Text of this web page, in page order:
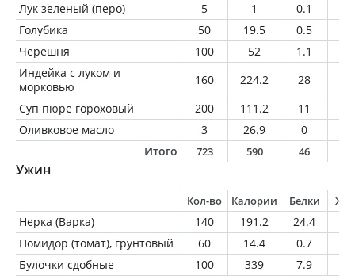
Лук зеленый (перо)
5 1 0.1
Голубика
50 19.5 0.5
Черешня
100 52 1.1
Индейка с луком и
морковью
160 224.2 28
Суп пюре гороховый
200 111.2 11
Оливковое масло
3 26.9 0
Итого
723 590 46
Ужин
Кол-во Калории Белки
Нерка (Варка) 140 191.2 24.4
Помидор (томат), грунтовый
60 14.4 0.7
Булочки сдобные
100 339 7.9